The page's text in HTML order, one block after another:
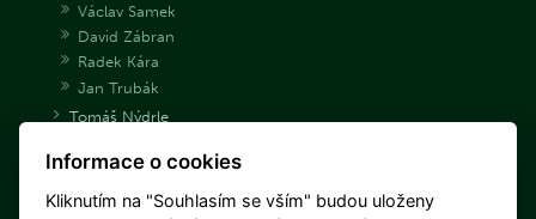
Václav Samek
David Zábran
Radek Kára
Jan Trubák
Tomáš Nýdrle
Archiv střelců
Danka Barteková
Libuše Jahodová
Informace o cookies
Kliknutím na "Souhlasím se vším" budou uloženy